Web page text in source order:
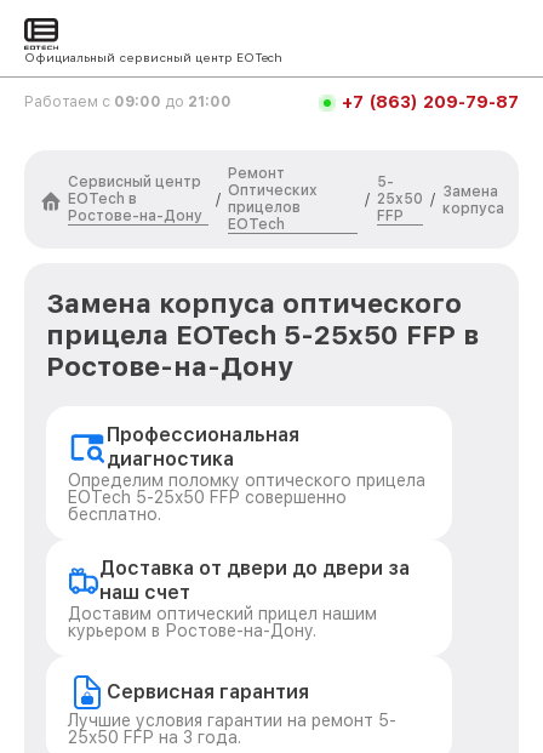
Официальный сервисный центр EOTech
Работаем с 09:00 до 21:00 +7 (863) 209-79-87
Сервисный центр
EOTech в
Ростове-на-Дону
/
Ремонт
Оптических
прицелов
EOTech
/
5-
25x50
FFP
/ Замена
корпуса
Замена корпуса оптического
прицела EOTech 5-25x50 FFP в
Ростове-на-Дону
Профессиональная
диагностика
Определим поломку оптического прицела
EOTech 5-25x50 FFP совершенно
бесплатно.
Доставка от двери до двери за
наш счет
Доставим оптический прицел нашим
курьером в Ростове-на-Дону.
Сервисная гарантия
Лучшие условия гарантии на ремонт 5-
25x50 FFP на 3 года.